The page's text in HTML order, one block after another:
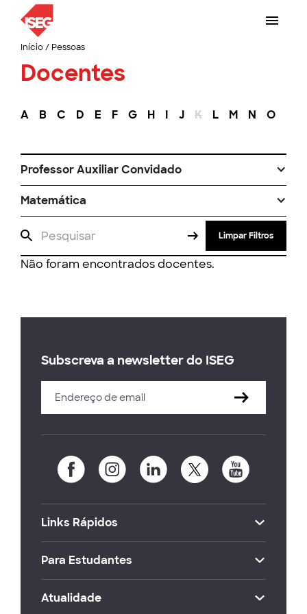
Início/ Pessoas
Docentes
A B C D E F G H I J K L M N O
Professor Auxiliar Convidado
Matemática
Limpar Filtros
Não foram encontrados docentes.
Subscreva a newsletter do ISEG
Links Rápidos
Para Estudantes
Atualidade